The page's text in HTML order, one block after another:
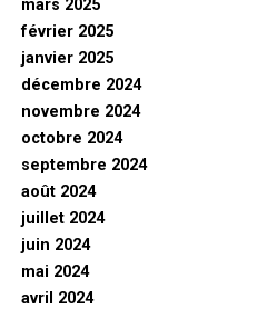
mars 2025
février 2025
janvier 2025
décembre 2024
novembre 2024
octobre 2024
septembre 2024
août 2024
juillet 2024
juin 2024
mai 2024
avril 2024